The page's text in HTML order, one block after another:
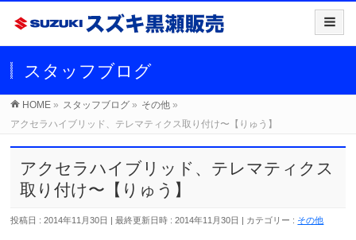
スタッフブログ
HOME » スタッフブログ » その他 »
アクセラハイブリッド、テレマティクス取り付け〜【りゅう】
アクセラハイブリッド、テレマティクス
取り付け〜【りゅう】
投稿日 : 2014年11月30日 最終更新日時 : 2014年11月30日 カテゴリー : その他